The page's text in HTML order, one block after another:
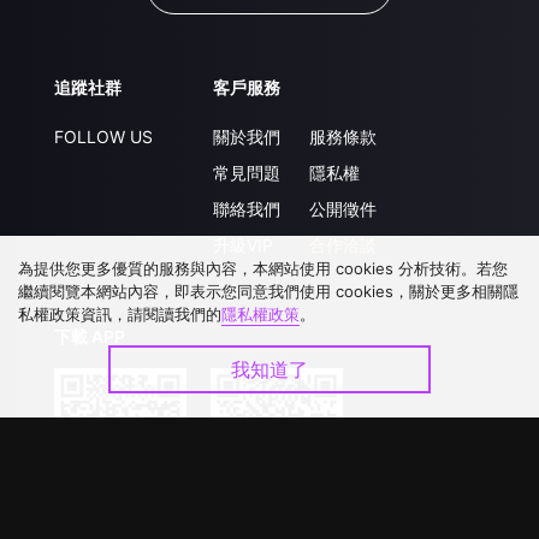
追蹤社群
FOLLOW US
客戶服務
關於我們
常見問題
聯絡我們
服務條款
隱私權
公開徵件
為提供您更多優質的服務與內容，本網站使用 cookies 分析技術。若您
繼續閱覽本網站內容，即表示您同意我們使用 cookies，關於更多相關隱
私權政策資訊，請閱讀我們的隱私權政策。
我知道了